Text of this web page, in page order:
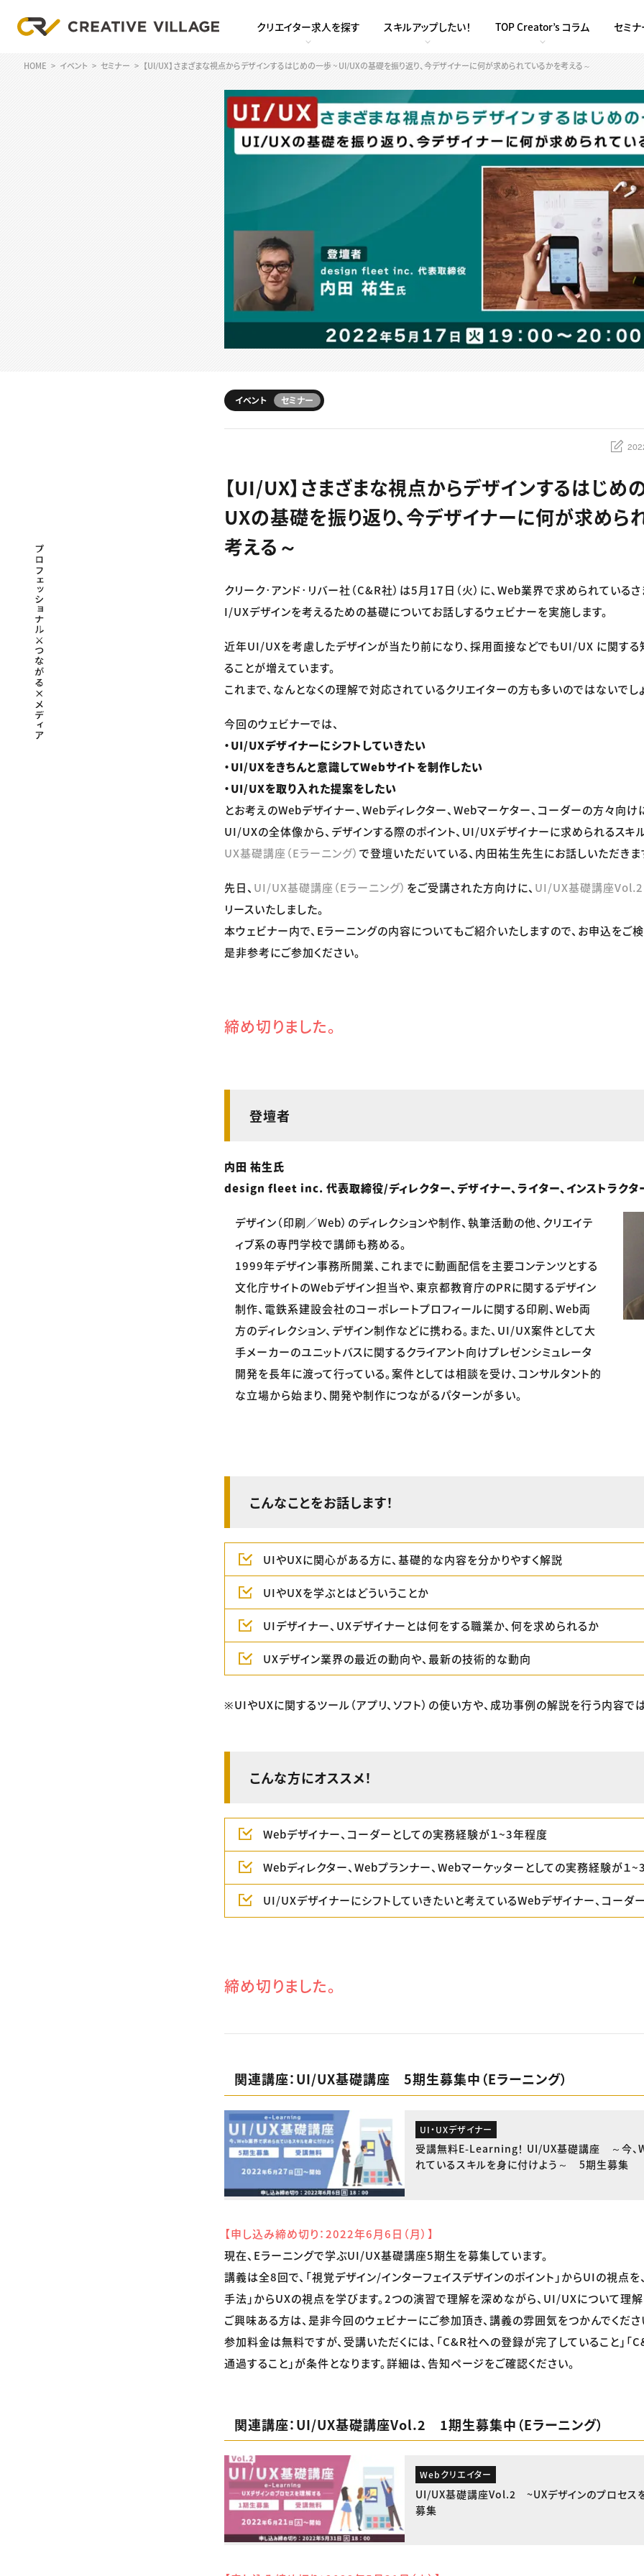
クリエイター求人を探す スキルアップしたい！ TOP Creator’s コラム セミ
HOME イベント セミナー 【UI/UX】さまざまな視点からデザインするはじめの一歩 ~ UI/UXの基礎を振り返り、今デザイナーに何が求められているかを考える～
プロフェッショナル×つながる×メディア
イベント セミナー
【UI/UX】さまざまな視点からデザインするはじ
UXの基礎を振り返り、今デザイナーに何が求めら
考える～
クリーク･アンド･リバー社（C&R社）は5月17日（火）に、Web業界で求められている
I/UXデザインを考えるための基礎についてお話しするウェビナーを実施します。
近年UI/UXを考慮したデザインが当たり前になり、採用面接などでもUI/UX に関する
ることが増えています。
これまで、なんとなくの理解で対応されているクリエイターの方も多いのではないでし
今回のウェビナーでは、
・UI/UXデザイナーにシフトしていきたい
・UI/UXをきちんと意識してWebサイトを制作したい
・UI/UXを取り入れた提案をしたい
とお考えのWebデザイナー、Webディレクター、Webマーケター、コーダーの方々向け
UI/UXの全体像から、デザインする際のポイント、UI/UXデザイナーに求められるスキ
UX基礎講座（Eラーニング） で登壇いただいている、内田祐生先生にお話しいただきま
先日、 UI/UX基礎講座（Eラーニング） をご受講された方向けに、 UI/UX基礎講座Vol.2
リースいたしました。
本ウェビナー内で、Eラーニングの内容についてもご紹介いたしますので、お申込をご
是非参考にご参加ください。
締め切りました。
登壇者
内田 祐生氏
design fleet inc. 代表取締役/ディレクター、デザイナー、ライター、インストラクタ
デザイン（印刷／Web）のディレクションや制作、執筆活動の他、クリエイテ
ィブ系の専門学校で講師も務める。
1999年デザイン事務所開業、これまでに動画配信を主要コンテンツとする
文化庁サイトのWebデザイン担当や、東京都教育庁のPRに関するデザイン
制作、電鉄系建設会社のコーポレートプロフィールに関する印刷、Web両
方のディレクション、デザイン制作などに携わる。また、UI/UX案件として大
手メーカーのユニットバスに関するクライアント向けプレゼンシミュレータ
開発を長年に渡って行っている。案件としては相談を受け、コンサルタント的
な立場から始まり、開発や制作につながるパターンが多い。
こんなことをお話します！
UIやUXに関心がある方に、基礎的な内容を分かりやすく解説
UIやUXを学ぶとはどういうことか
UIデザイナー、UXデザイナーとは何をする職業か、何を求められるか
UXデザイン業界の最近の動向や、最新の技術的な動向
※UIやUXに関するツール（アプリ、ソフト）の使い方や、成功事例の解説を行う内容で
こんな方にオススメ！
Webデザイナー、コーダーとしての実務経験が１~3年程度
Webディレクター、Webプランナー、Webマーケッターとしての実務経験が１
UI/UXデザイナーにシフトしていきたいと考えているWebデザイナー、コーダ
締め切りました。
関連講座：UI/UX基礎講座 5期生募集中（Eラーニング）
UI・UXデザイナー
受講無料E-Learning！ UI/UX基礎講座 ～今、
れているスキルを身に付けよう～ 5期生募集
【申し込み締め切り：2022年6月6日（月）】
現在、Eラーニングで学ぶUI/UX基礎講座5期生を募集しています。
講義は全8回で、「視覚デザイン/インターフェイスデザインのポイント」からUIの視点
手法」からUXの視点を学びます。2つの演習で理解を深めながら、UI/UXについて理
ご興味ある方は、是非今回のウェビナーにご参加頂き、講義の雰囲気をつかんでくださ
参加料金は無料ですが、受講いただくには、「C&R社への登録が完了していること」
通過すること」が条件となります。詳細は、告知ページをご確認ください。
関連講座：UI/UX基礎講座Vol.2 1期生募集中（Eラーニング）
Webクリエイター
UI/UX基礎講座Vol.2 ~UXデザインのプロセス
募集